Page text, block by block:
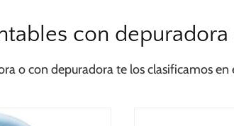
con
o con depuradora te los clasificamos en